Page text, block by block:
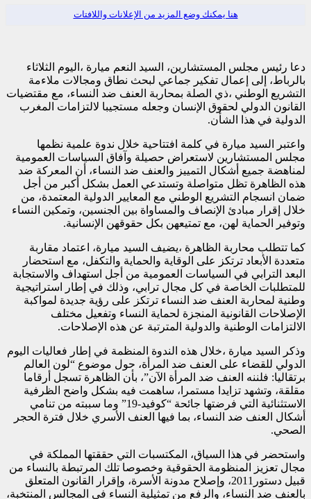
هنا يمكنك وضع المزيد من الإعلانات واللافتات
دعا رئيس مجلس المستشارين، السيد النعم ميارة ،اليوم الثلاثاء
بالرباط، إلى إعمال تفكير جماعي لبحث نطاق ومجالات ملاءمة
التشريع الوطني ،ذي الصلة بمحاربة العنف ضد النساء، مع مقتضيات
القانون الدولي لحقوق الإنسان وجعله مستجيبا لالتزامات المغرب
الدولية في هذا الشأن.
واعتبر السيد ميارة في كلمة افتتاحية خلال ندوة علمية نظمها
مجلس المستشارين لاستعراض حصيلة وآفاق السياسات العمومية
لمناهضة جميع أشكال التمييز والعنف ضد النساء، أن المعركة ضد
هذه الظاهرة تظل متواصلة وتستدعي العمل بشكل أكبر من أجل
ضمان انسجام التشريع الوطني مع المعايير الدولية المعتمدة، من
خلال إقرار مبادئ الإنصاف والمساواة بين الجنسين، وتمكين النساء
وتوفير الحماية لهن، مع تمتيعهن بكل حقوقهن الإنسانية.
كما تتطلب محاربة الظاهرة ،يضيف السيد ميارة، اعتماد مقاربة
متعددة الأبعاد ترتكز على الوقاية والحماية والتكفل، مع استحضار
البعد الترابي في السياسات العمومية من أجل استهداف والاستجابة
للمتطلبات الخاصة في كل مجال ترابي، وذلك في إطار استراتيجية
وطنية لمحاربة العنف ضد النساء ترتكز على رؤية جديدة لمواكبة
الإصلاحات القانونية المنجزة لحماية النساء وتفعيل مختلف
الالتزامات الوطنية والدولية المترتبة عن هذه الإصلاحات.
وذكر السيد ميارة ،خلال هذه الندوة المنظمة في إطار فعاليات اليوم
الدولي للقضاء على العنف ضد المرأة، حول موضوع “لون العالم
برتقاليا: فلننه العنف ضد المرأة الآن”، بأن الظاهرة تسجل أرقاما
مقلقة، وتشهد تزايدا مستمرا، ساهمت فيه بشكل واضح الظرفية
الاستثنائية التي فرضتها جائحة “كوفيد-19” وما سببته من تنامي
أشكال العنف ضد النساء، بما فيها العنف الأسري خلال فترة الحجر
الصحي.
واستحضر في هذا السياق، المكتسبات التي حققتها المملكة في
مجال تعزيز المنظومة الحقوقية وخصوصا تلك المرتبطة بالنساء من
قبيل دستور2011، وإصلاح مدونة الأسرة، وإقرار القانون المتعلق
بالعنف ضد النساء، والرفع من تمثيلية النساء في المجالس المنتخبة،